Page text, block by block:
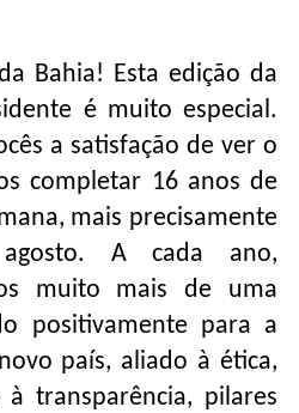
Bahia! Esta edição da
é muito especial.
a satisfação de ver o
completar 16 anos de
mais precisamente
A cada ano,
muito mais de uma
positivamente para a
país, aliado à ética,
transparência, pilares